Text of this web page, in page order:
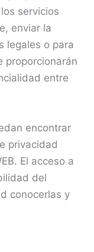
servicios
enviar la
legales o para
proporcionarán
entre
encontrar
privacidad
El acceso a
del
conocerlas y